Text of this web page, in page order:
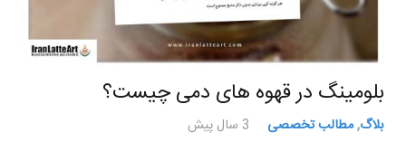
بلومینگ در قهوه های دمی چیست؟
بلاگ,مطالب تخصصی 3 سال پیش